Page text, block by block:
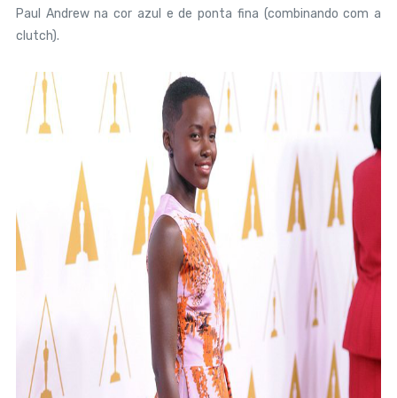
Paul Andrew na cor azul e de ponta fina (combinando com a
clutch).